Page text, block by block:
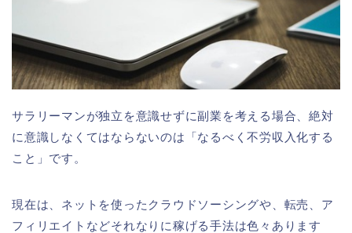
サラリーマンが独立を意識せずに副業を考える場合、絶対
に意識しなくてはならないのは「なるべく不労収入化する
こと」です。
現在は、ネットを使ったクラウドソーシングや、転売、ア
フィリエイトなどそれなりに稼げる手法は色々あります